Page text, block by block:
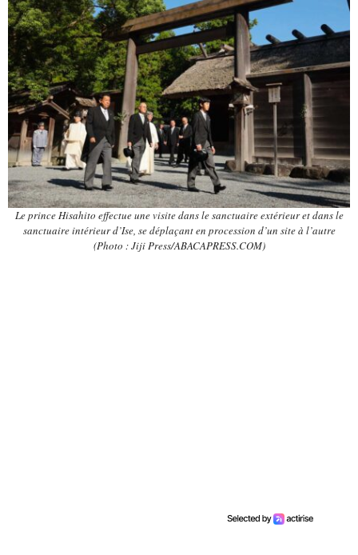
Le prince Hisahito effectue une visite dans le sanctuaire extérieur et dans le
sanctuaire intérieur d’Ise, se déplaçant en procession d’un site à l’autre
(Photo : Jiji Press/ABACAPRESS.COM)